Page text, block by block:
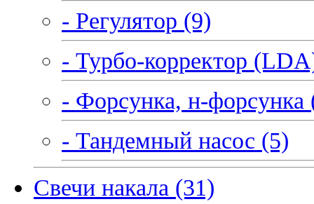
- Регулятор (9)
- Турбо-корректор
- Форсунка, н-форсунка
- Тандемный насос (5)
Свечи накала (31)